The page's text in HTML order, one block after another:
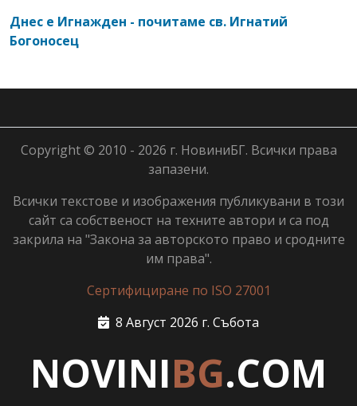
Днес е Игнажден - почитаме св. Игнатий
Богоносец
Copyright © 2010 - 2026 г. НовиниБГ. Всички права
запазени.
Всички текстове и изображения публикувани в този
сайт са собственост на техните автори и са под
закрила на "Закона за авторското право и сродните
им права".
Сертифициране по ISO 27001
8 Август 2026 г. Събота
NOVINIBG.COM